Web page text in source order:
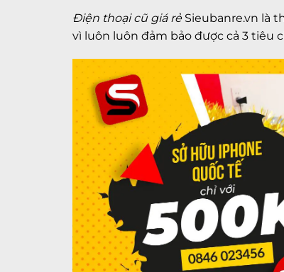
Điện thoại cũ giá rẻ Sieubanre.vn là
vì luôn luôn đảm bảo được cả 3 tiêu